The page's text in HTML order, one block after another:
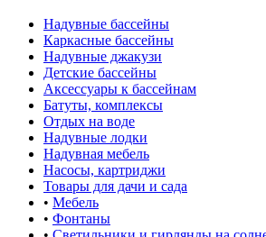
Надувные бассейны
Каркасные бассейны
Надувные джакузи
Детские бассейны
Аксессуары к бассейнам
Батуты, комплексы
Отдых на воде
Надувные лодки
Надувная мебель
Насосы, картриджи
Товары для дачи и сада
• Мебель
• Фонтаны